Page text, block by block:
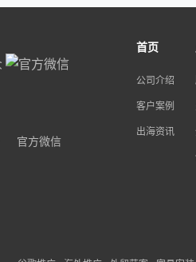
官方微信
首页
公司介绍
客户案例
出海资讯